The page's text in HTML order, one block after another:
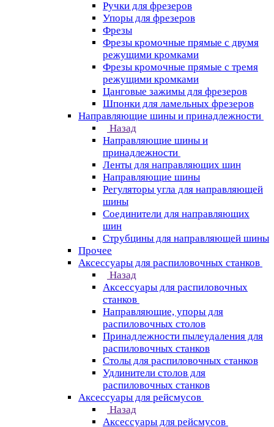
Ручки для фрезеров
Упоры для фрезеров
Фрезы
Фрезы кромочные прямые с двумя
режущими кромками
Фрезы кромочные прямые с тремя
режущими кромками
Цанговые зажимы для фрезеров
Шпонки для ламельных фрезеров
Направляющие шины и принадлежности
Назад
Направляющие шины и
принадлежности
Ленты для направляющих шин
Направляющие шины
Регуляторы угла для направляющей
шины
Соединители для направляющих
шин
Струбцины для направляющей шины
Прочее
Аксессуары для распиловочных станков
Назад
Аксессуары для распиловочных
станков
Направляющие, упоры для
распиловочных столов
Принадлежности пылеудаления для
распиловочных станков
Столы для распиловочных станков
Удлинители столов для
распиловочных станков
Аксессуары для рейсмусов
Назад
Аксессуары для рейсмусов